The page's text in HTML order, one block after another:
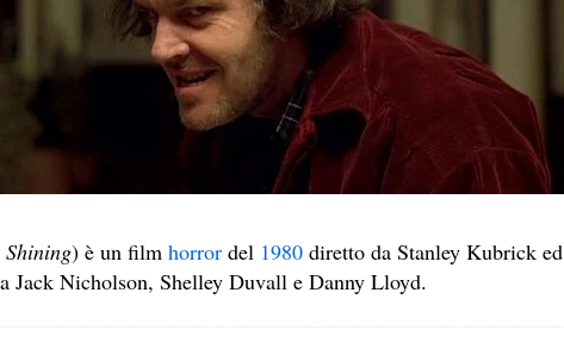
Shining) è un film horror del 1980 diretto da Stanley Kubrick ed
Jack Nicholson, Shelley Duvall e Danny Lloyd.